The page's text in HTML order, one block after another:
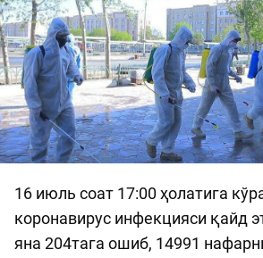
16 июль соат 17:00 ҳолатига
коронавирус инфекцияси қайд
яна 204тага ошиб, 14991